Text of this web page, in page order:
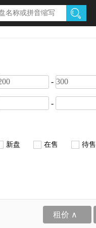
-
-
新盘 在售 待售
租价 ∧